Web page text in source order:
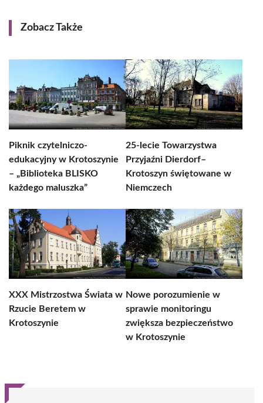
Zobacz Także
Piknik czytelniczo-
edukacyjny w Krotoszynie
– „Biblioteka BLISKO
każdego maluszka”
25-lecie Towarzystwa
Przyjaźni Dierdorf–
Krotoszyn świętowane w
Niemczech
XXX Mistrzostwa Świata w
Rzucie Beretem w
Krotoszynie
Nowe porozumienie w
sprawie monitoringu
zwiększa bezpieczeństwo
w Krotoszynie